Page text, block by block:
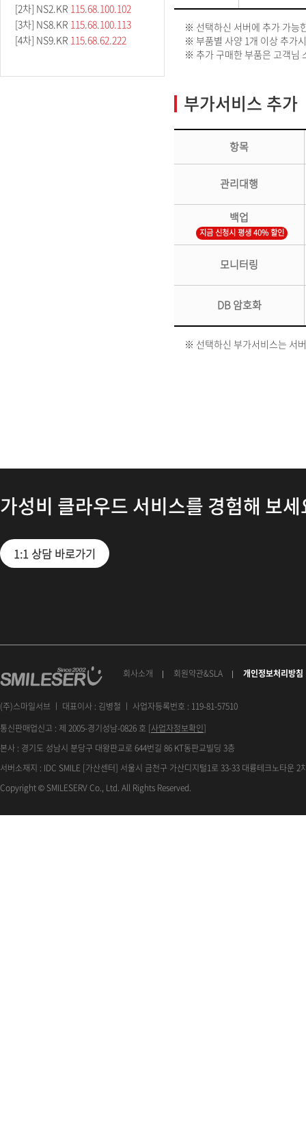
[2차] NS2.KR 115.68.100.102
[3차] NS8.KR 115.68.100.113
[4차] NS9.KR 115.68.62.222
※ 선택하신 서버에 추가 가능
※ 부품별 사양 1개 이상 추가
※ 추가 구매한 부품은 고객님
부가서비스 추가
항목
관리대행
백업
지금 신청시 평생 40% 할인
모니터링
DB 암호화
※ 선택하신 부가서비스는 서
가성비 클라우드 서비스를 경험해 보
1:1 상담 바로가기
회사소개 회원약관&SLA 개인정보처리방침
(주)스마일서브 ㅣ 대표이사 : 김병철 ㅣ 사업자등록번호 : 119-81-57510
통신판매업신고 : 제 2005-경기성남-0826 호 [사업자정보확인]
본사 : 경기도 성남시 분당구 대왕판교로 644번길 86 KT동판교빌딩 3층
서버소재지 : IDC SMILE [가산센터] 서울시 금천구 가산디지털1로 33-33 대륭테크노타운 2
Copyright © SMILESERV Co., Ltd. All Rights Reserved.